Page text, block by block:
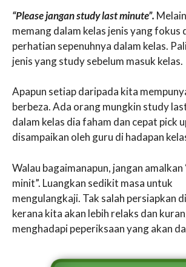
“Please jangan study last minute”.
memang dalam kelas jenis yang fokus
perhatian sepenuhnya dalam kelas.
jenis yang study sebelum masuk kelas.
Apapun setiap daripada kita
berbeza. Ada orang mungkin study
dalam kelas dia faham dan cepat pick
disampaikan oleh guru di hadapan
Walau bagaimanapun, jangan
minit”. Luangkan sedikit masa untuk
mengulangkaji. Tak salah persiapkan
kerana kita akan lebih relaks dan
menghadapi peperiksaan yang akan